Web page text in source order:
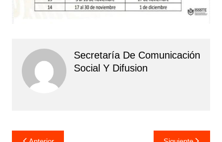
Secretaría De Comunicación
Social Y Difusion
Navegación